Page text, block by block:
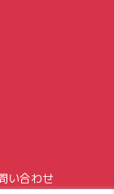
い合わせ